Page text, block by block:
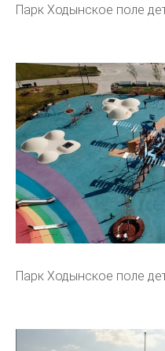
Парк Ходынское поле
Парк Ходынское поле